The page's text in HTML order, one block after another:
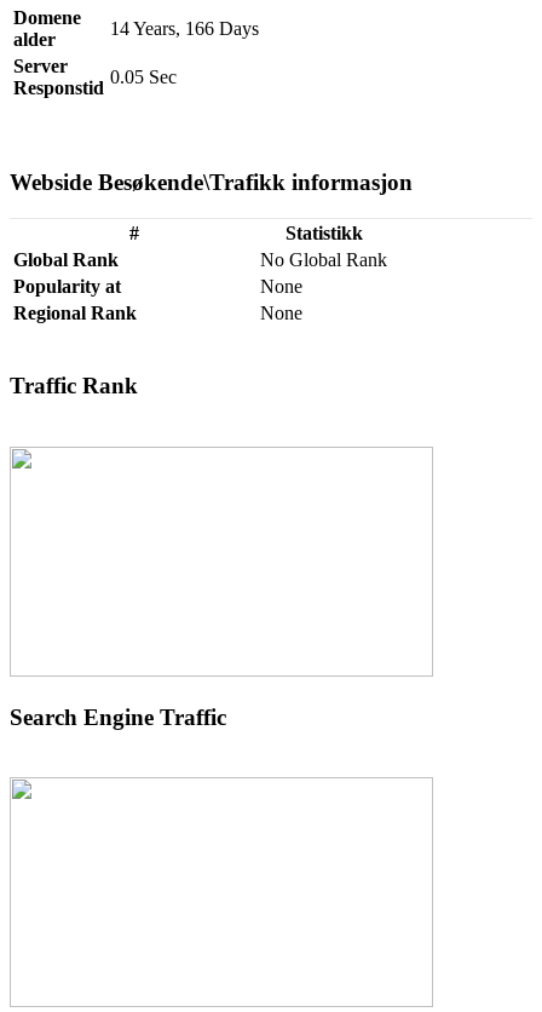
Domene
alder
14 Years, 166 Days
Server
Responstid
0.05 Sec
Webside Besøkende\Trafikk informasjon
#
Statistikk
Global Rank
No Global Rank
Popularity at
None
Regional Rank
None
Traffic Rank
Search Engine Traffic